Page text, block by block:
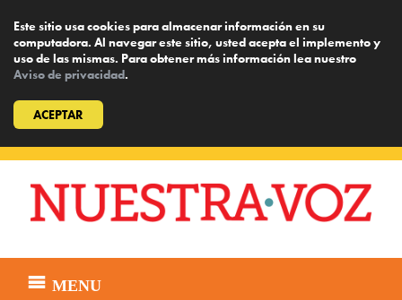
Este sitio usa cookies para almacenar información en su
computadora. Al navegar este sitio, usted acepta el implemento y
uso de las mismas. Para obtener más información lea nuestro
Aviso de privacidad.
ACEPTAR
content
MENU